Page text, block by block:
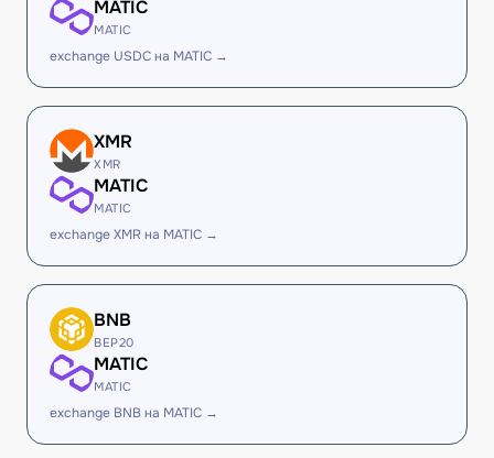
MATIC
MATIC
exchange USDC на MATIC →
XMR
XMR
MATIC
MATIC
exchange XMR на MATIC →
BNB
BEP20
MATIC
MATIC
exchange BNB на MATIC →